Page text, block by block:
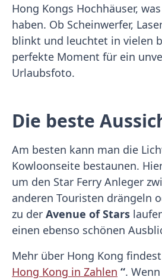
Hong Kongs Hochhäuser,
haben. Ob Scheinwerfer,
blinkt und leuchtet in vielen
perfekte Moment für ein
Urlaubsfoto.
Die beste
Am besten kann man die
Kowloonseite bestaunen.
um den Star Ferry Anleger
anderen Touristen drängeln
zu der Avenue of Stars
einen ebenso schönen
Mehr über Hong Kong
Hong Kong in Zahlen “.